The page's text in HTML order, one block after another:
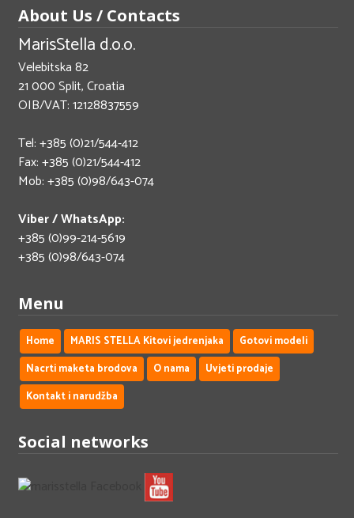
About Us / Contacts
MarisStella d.o.o.
Velebitska 82
21 000 Split, Croatia
OIB/VAT: 12128837559
Tel: +385 (0)21/544-412
Fax: +385 (0)21/544-412
Mob: +385 (0)98/643-074
Viber / WhatsApp:
+385 (0)99-214-5619
+385 (0)98/643-074
Menu
Home MARIS STELLA Kitovi jedrenjaka
Gotovi modeli
Nacrti maketa brodova
O nama
Uvjeti prodaje
Kontakt i narudžba
Social networks